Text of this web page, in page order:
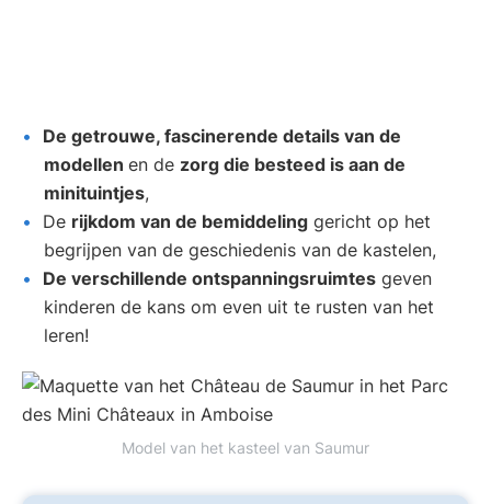
De getrouwe, fascinerende details van de
modellen en de zorg die besteed is aan de
minituintjes,
De rijkdom van de bemiddeling gericht op het
begrijpen van de geschiedenis van de kastelen,
De verschillende ontspanningsruimtes geven
kinderen de kans om even uit te rusten van het
leren!
Model van het kasteel van Saumur